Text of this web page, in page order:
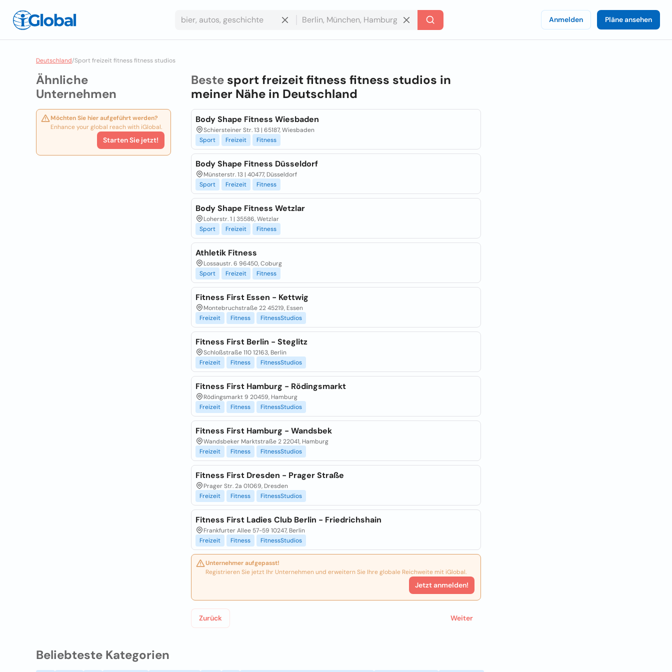
Anmelden Pläne ansehen
Deutschland/Sport freizeit fitness fitness studios
Ähnliche
Unternehmen
Möchten Sie hier aufgeführt werden?
Enhance your global reach with iGlobal.
Starten Sie jetzt!
Beste sport freizeit fitness fitness studios in
meiner Nähe in Deutschland
Body Shape Fitness Wiesbaden
Schiersteiner Str. 13 | 65187, Wiesbaden
Sport
Freizeit Fitness
Body Shape Fitness Düsseldorf
Münsterstr. 13 | 40477, Düsseldorf
Sport
Freizeit Fitness
Body Shape Fitness Wetzlar
Loherstr. 1 | 35586, Wetzlar
Sport
Freizeit Fitness
Athletik Fitness
Lossaustr. 6 96450, Coburg
Sport
Freizeit Fitness
Fitness First Essen - Kettwig
Montebruchstraße 22 45219, Essen
Freizeit
Fitness FitnessStudios
Fitness First Berlin - Steglitz
Schloßstraße 110 12163, Berlin
Freizeit
Fitness FitnessStudios
Fitness First Hamburg - Rödingsmarkt
Rödingsmarkt 9 20459, Hamburg
Freizeit
Fitness FitnessStudios
Fitness First Hamburg - Wandsbek
Wandsbeker Marktstraße 2 22041, Hamburg
Freizeit
Fitness FitnessStudios
Fitness First Dresden - Prager Straße
Prager Str. 2a 01069, Dresden
Freizeit
Fitness FitnessStudios
Fitness First Ladies Club Berlin - Friedrichshain
Frankfurter Allee 57-59 10247, Berlin
Freizeit
Fitness FitnessStudios
Unternehmer aufgepasst!
Registrieren Sie jetzt Ihr Unternehmen und erweitern Sie Ihre globale Reichweite mit iGlobal.
Jetzt anmelden!
Zurück Weiter
Beliebteste Kategorien